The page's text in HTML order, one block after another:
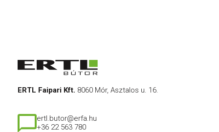
ERTL Faipari Kft. 8060 Mór, Asztalos u. 16.
ertl.butor@erfa.hu
+36 22 563 780